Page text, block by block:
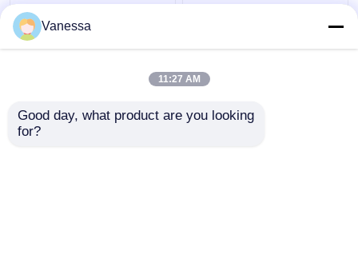
AMBER Flessibile
Funzioni integrate
Pendenti per gas
Ospedale elettrico
Vanessa
11:27 AM
Good day, what product are you looking
for?